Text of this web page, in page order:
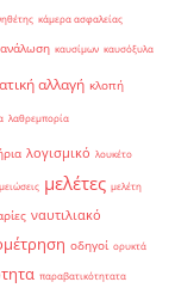
κάμερα ασφαλείας
καυσίμων καυσόξυλα
αλλαγή κλοπή
λαθρεμπορία
λογισμικό λουκέτο
μειώσεις μελέτες μελέτη
ναυτιλιακό
οδηγοί ορυκτά
παραβατικότητατα